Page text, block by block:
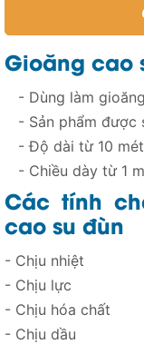
Gioăng cao
- Dùng làm
- Sản phẩm được
- Độ dài từ 10
- Chiều dày từ 1
Các tính
cao su đùn
- Chịu nhiệt
- Chịu lực
- Chịu hóa chất
- Chịu dầu